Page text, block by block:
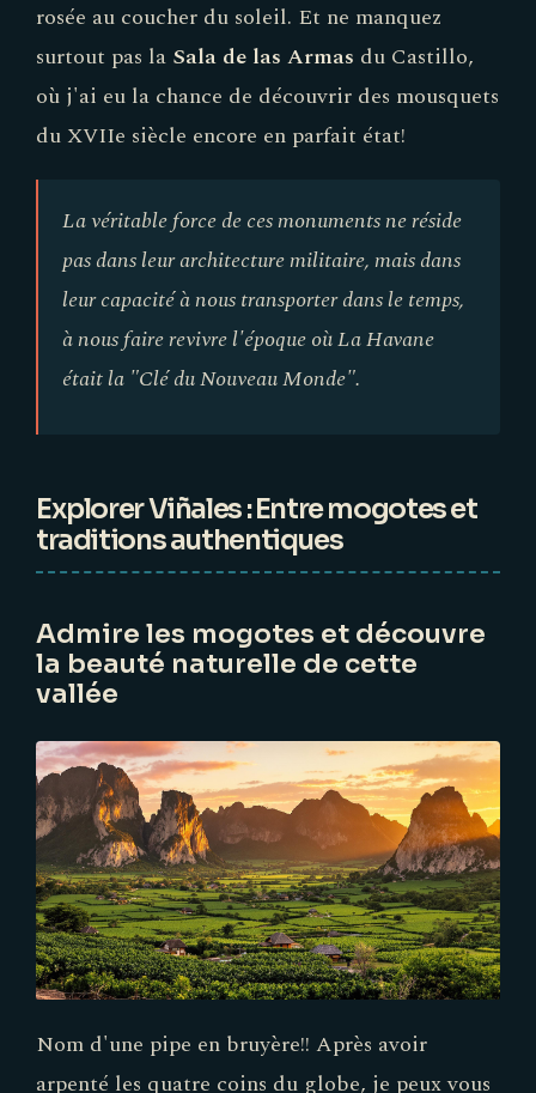
rosée au coucher du soleil. Et ne manquez
surtout pas la Sala de las Armas du Castillo,
où j'ai eu la chance de découvrir des mousquets
du XVIIe siècle encore en parfait état!
La véritable force de ces monuments ne réside
pas dans leur architecture militaire, mais dans
leur capacité à nous transporter dans le temps,
à nous faire revivre l'époque où La Havane
était la "Clé du Nouveau Monde".
Explorer Viñales : Entre mogotes et
traditions authentiques
Admire les mogotes et découvre
la beauté naturelle de cette
vallée
Nom d'une pipe en bruyère!! Après avoir
arpenté les quatre coins du globe, je peux vous